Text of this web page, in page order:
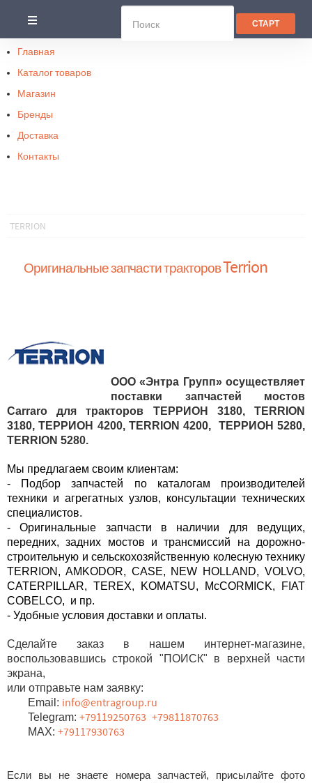
Главная
Каталог товаров
Магазин
Бренды
Доставка
Контакты
TERRION
Оригинальные запчасти тракторовTerrion
ООО «Энтра Групп» осуществляет
поставки запчастей мостов
Carraro для тракторов ТЕРРИОН 3180, TERRION
3180,ТЕРРИОН 4200, TERRION 4200, ТЕРРИОН 5280,
TERRION 5280.
Мы предлагаем своим клиентам:
- Подбор запчастей по каталогам производителей
техники и агрегатных узлов, консультации технических
специалистов.
- Оригинальные запчасти в наличии для ведущих,
передних, задних мостов и трансмиссий на дорожно-
строительную и сельскохозяйственную колесную технику
TERRION, AMKODOR, CASE, NEW HOLLAND, VOLVO,
CATERPILLAR, TEREX, KOMATSU, McCORMICK, FIAT
COBELCO, и пр.
- Удобные условия доставки и оплаты.
Сделайте заказ в нашем интернет-магазине,
воспользовавшись строкой "ПОИСК" в верхней части
экрана,
или отправьте нам заявку:
Email: info@entragroup.ru
Telegram: +79119250763 +79811870763
MAX: +79117930763
Если вы не знаете номера запчастей, присылайте фото